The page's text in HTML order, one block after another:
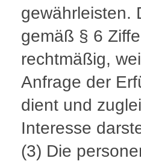
gewährleisten.
gemäß § 6
rechtmäßig,
Anfrage der
dient und
Interesse
(3) Die